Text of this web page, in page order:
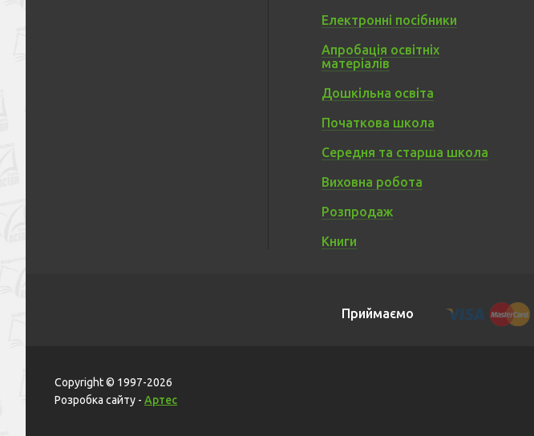
Електронні посібники
Апробація освітніх
матеріалів
Дошкільна освіта
Початкова школа
Середня та старша школа
Виховна робота
Розпродаж
Книги
Приймаємо
Copyright © 1997-2026
Розробка сайту - Артес